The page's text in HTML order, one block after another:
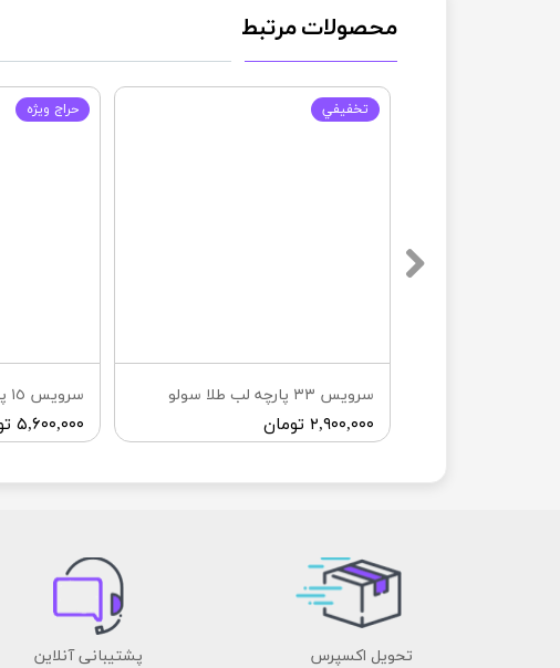
محصولات مرتبط
۵,۶۰۰,۰۰۰ تومان
حراج ويژه
سرويس ٣٣ پارچه لب طلا سولو
۲,۹۰۰,۰۰۰ تومان
تخفيفي
تحویل اکسپرس پشتیبانی آنلاین